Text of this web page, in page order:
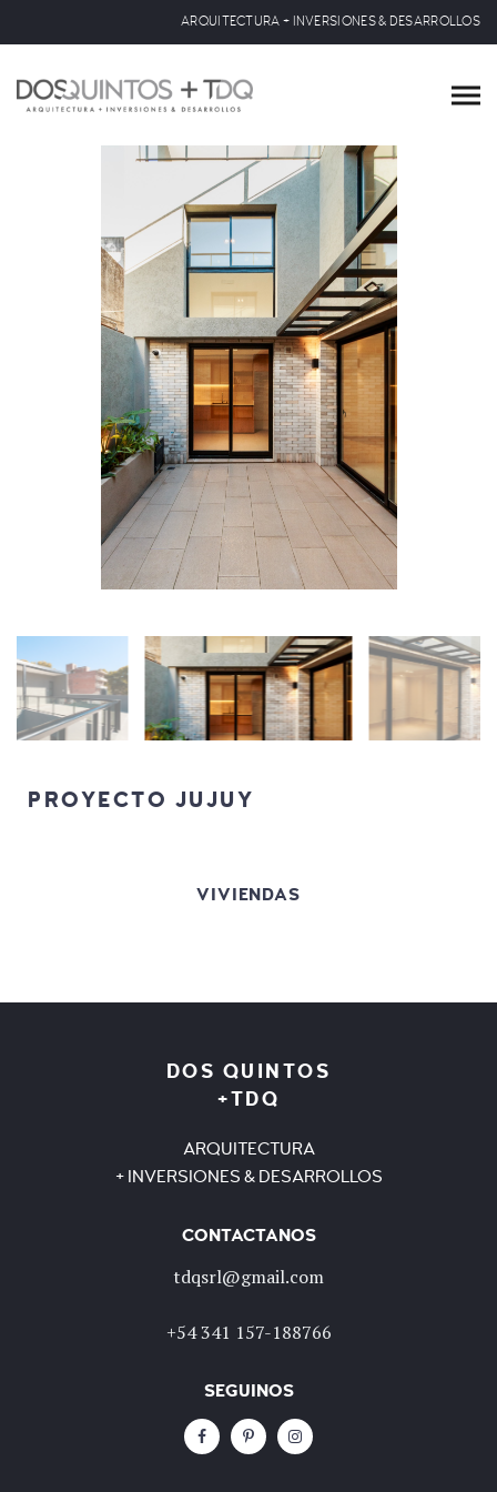
ARQUITECTURA + INVERSIONES & DESARROLLOS
PROYECTO JUJUY
VIVIENDAS
DOS QUINTOS
+TDQ
ARQUITECTURA
+ INVERSIONES & DESARROLLOS
CONTACTANOS
tdqsrl@gmail.com
+54 341 157-188766
SEGUINOS